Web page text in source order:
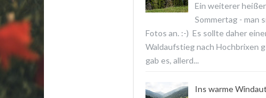
Ein weiterer heißer
Sommertag - man
Fotos an. :-) Es sollte daher
Waldaufstieg nach Hochbrixen
gab es, allerd...
Ins warme